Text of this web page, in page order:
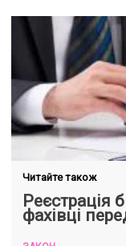
Читайте також
Реєстрація
фахівці